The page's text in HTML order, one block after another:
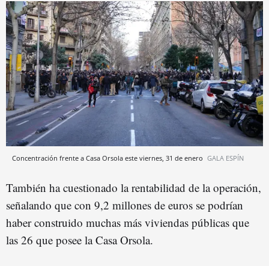
Concentración frente a Casa Orsola este viernes, 31 de enero GALA ESPÍN
También ha cuestionado la rentabilidad de la operación,
señalando que con 9,2 millones de euros se podrían
haber construido muchas más viviendas públicas que
las 26 que posee la Casa Orsola.